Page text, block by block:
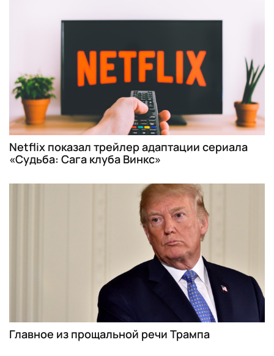
Netflix показал трейлер адаптации сериала
«Судьба: Сага клуба Винкс»
Главное из прощальной речи Трампа